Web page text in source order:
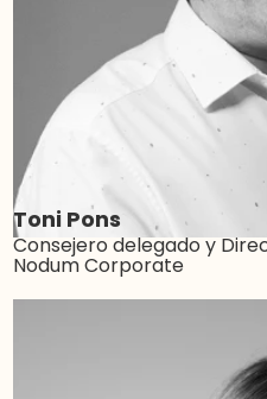
Toni Pons
Consejero delegado y
Nodum Corporate